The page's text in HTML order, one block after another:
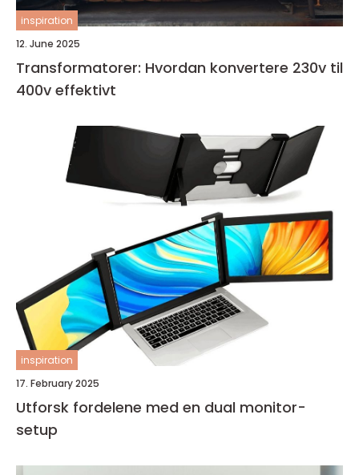
inspiration
12. June 2025
Transformatorer: Hvordan konvertere 230v til
400v effektivt
inspiration
17. February 2025
Utforsk fordelene med en dual monitor-
setup